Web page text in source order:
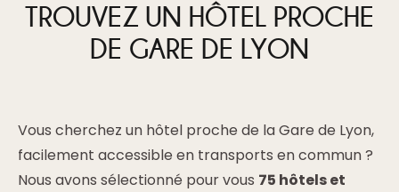
TROUVEZ UN HÔTEL PROCHE
DE GARE DE LYON
Vous cherchez un hôtel proche de la Gare de Lyon,
facilement accessible en transports en commun ?
Nous avons sélectionné pour vous 75 hôtels et